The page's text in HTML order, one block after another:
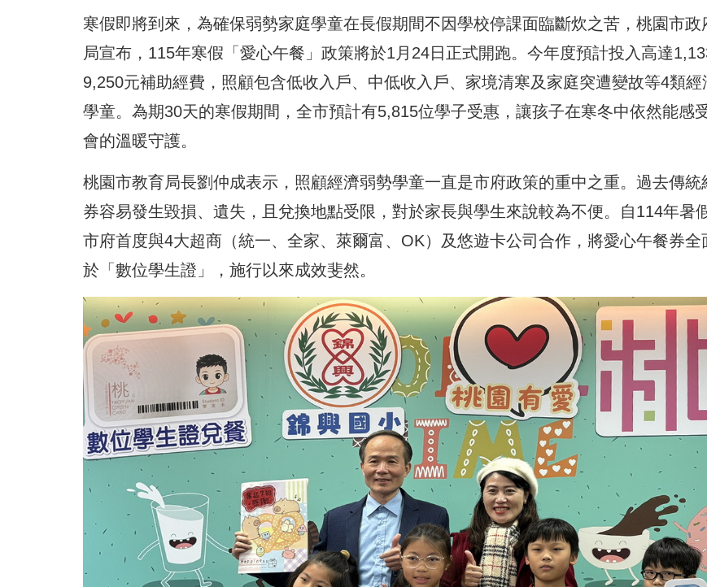
寒假即將到來，為確保弱勢家庭學童在長假期間不因學校停課面臨斷炊之苦，桃園市政
局宣布，115年寒假「愛心午餐」政策將於1月24日正式開跑。今年度預計投入高達
9,250元補助經費，照顧包含低收入戶、中低收入戶、家境清寒及家庭突遭變故等4類經
學童。為期30天的寒假期間，全市預計有5,815位學子受惠，讓孩子在寒冬中依然能感
會的溫暖守護。
桃園市教育局長劉仲成表示，照顧經濟弱勢學童一直是市府政策的重中之重。過去傳統
券容易發生毀損、遺失，且兌換地點受限，對於家長與學生來說較為不便。自114年暑
市府首度與4大超商（統一、全家、萊爾富、OK）及悠遊卡公司合作，將愛心午餐券全
於「數位學生證」，施行以來成效斐然。